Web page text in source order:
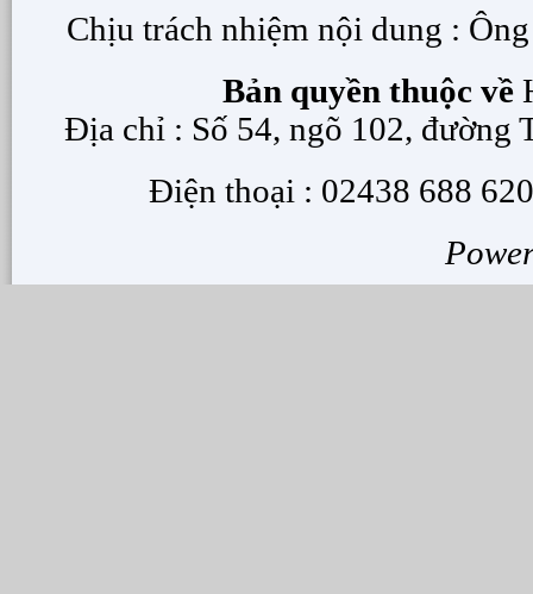
Chịu trách nhiệm nội dung :
Bản quyền thuộc về
Địa chỉ : Số 54, ngõ 102, đường
Điện thoại : 02438 688